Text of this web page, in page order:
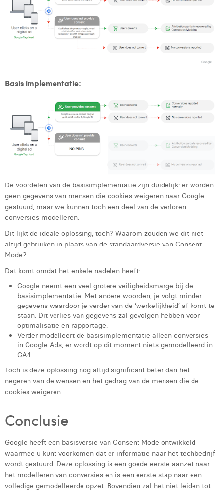
Basis implementatie:
De voordelen van de basisimplementatie zijn duidelijk: er worden
geen gegevens van mensen die cookies weigeren naar Google
gestuurd, maar we kunnen toch een deel van de verloren
conversies modelleren.
Dit lijkt de ideale oplossing, toch? Waarom zouden we dit niet
altijd gebruiken in plaats van de standaardversie van Consent
Mode?
Dat komt omdat het enkele nadelen heeft:
Google neemt een veel grotere veiligheidsmarge bij de
basisimplementatie. Met andere woorden, je volgt minder
gegevens waardoor je verder van de ‘werkelijkheid’ af komt te
staan. Dit verlies van gegevens zal gevolgen hebben voor
optimalisatie en rapportage.
Verder modelleert de basisimplementatie alleen conversies
in Google Ads, er wordt op dit moment niets gemodelleerd in
GA4.
Toch is deze oplossing nog altijd significant beter dan het
negeren van de wensen en het gedrag van de mensen die de
cookies weigeren.
Conclusie
Google heeft een basisversie van Consent Mode ontwikkeld
waarmee u kunt voorkomen dat er informatie naar het techbedrijf
wordt gestuurd. Deze oplossing is een goede eerste aanzet naar
het modelleren van conversies en is een eerste stap naar een
volledige gemodelleerde opzet. Bovendien zal het niet leiden tot